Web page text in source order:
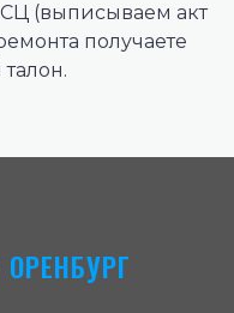
СЦ (выписываем акт
получаете